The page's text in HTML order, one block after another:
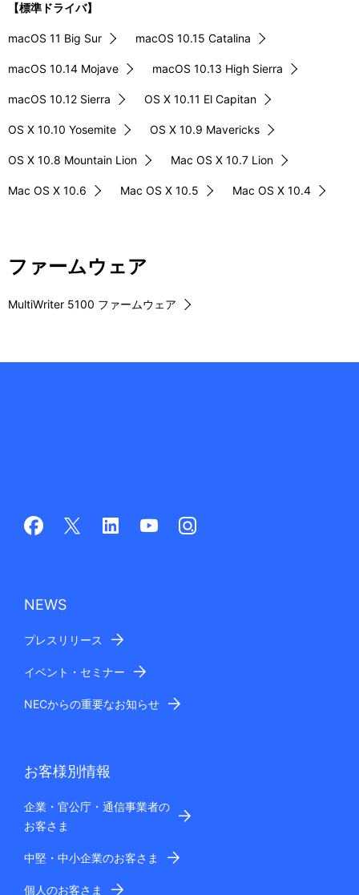
【標準ドライバ】
macOS 11 Big Sur macOS 10.15 Catalina
macOS 10.14 Mojave macOS 10.13 High Sierra
macOS 10.12 Sierra OS X 10.11 El Capitan
OS X 10.10 Yosemite OS X 10.9 Mavericks
OS X 10.8 Mountain Lion Mac OS X 10.7 Lion
Mac OS X 10.6 Mac OS X 10.5 Mac OS X 10.4
ファームウェア
MultiWriter 5100 ファームウェア
NEWS
プレスリリース
イベント・セミナー
NECからの重要なお知らせ
お客様別情報
企業・官公庁・通信事業者の
お客さま
中堅・中小企業のお客さま
個人のお客さま